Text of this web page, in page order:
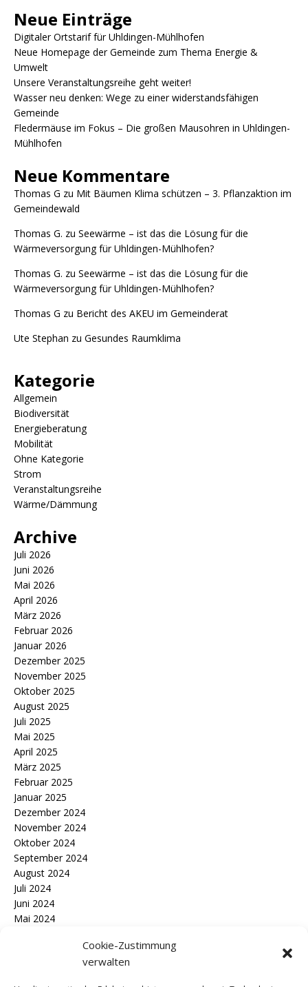
Cookie-Zustimmung
verwalten
Neue Einträge
Digitaler Ortstarif für Uhldingen-Mühlhofen
Neue Homepage der Gemeinde zum Thema Energie &
Umwelt
Unsere Veranstaltungsreihe geht weiter!
Wasser neu denken: Wege zu einer widerstandsfähigen
Gemeinde
Fledermäuse im Fokus – Die großen Mausohren in Uhldingen-
Mühlhofen
Neue Kommentare
Thomas G zu Mit Bäumen Klima schützen – 3. Pflanzaktion im
Gemeindewald
Thomas G. zu Seewärme – ist das die Lösung für die
Wärmeversorgung für Uhldingen-Mühlhofen?
Thomas G. zu Seewärme – ist das die Lösung für die
Wärmeversorgung für Uhldingen-Mühlhofen?
Thomas G zu Bericht des AKEU im Gemeinderat
Ute Stephan zu Gesundes Raumklima
Kategorie
Allgemein
Biodiversität
Energieberatung
Mobilität
Ohne Kategorie
Strom
Veranstaltungsreihe
Wärme/Dämmung
Archive
Juli 2026
Juni 2026
Mai 2026
April 2026
März 2026
Februar 2026
Januar 2026
Dezember 2025
November 2025
Oktober 2025
August 2025
Juli 2025
Mai 2025
April 2025
März 2025
Februar 2025
Januar 2025
Dezember 2024
November 2024
Oktober 2024
September 2024
August 2024
Juli 2024
Juni 2024
Mai 2024